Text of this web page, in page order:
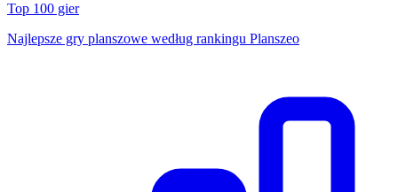
Top 100 gier
Najlepsze gry planszowe według rankingu Planszeo